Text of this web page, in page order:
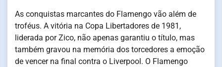
As conquistas marcantes do Flamengo vão além de
troféus. A vitória na Copa Libertadores de 1981,
liderada por Zico, não apenas garantiu o título, mas
também gravou na memória dos torcedores a emoção
de vencer na final contra o Liverpool. O Flamengo